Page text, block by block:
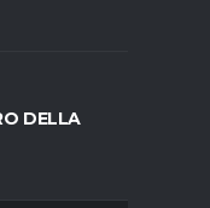
DELLA